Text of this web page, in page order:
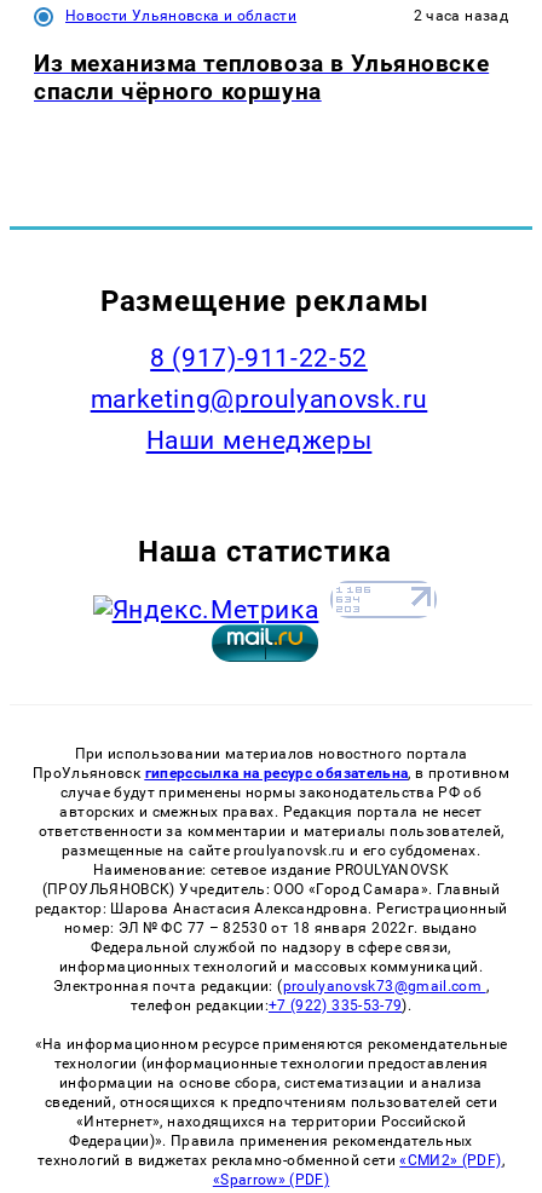
Новости Ульяновска и области 2 часа назад
Из механизма тепловоза в Ульяновске
спасли чёрного коршуна
Размещение рекламы
8 (917)-911-22-52
marketing@proulyanovsk.ru
Наши менеджеры
Наша статистика
При использовании материалов новостного портала
ПроУльяновск гиперссылка на ресурс обязательна, в противном
случае будут применены нормы законодательства РФ об
авторских и смежных правах. Редакция портала не несет
ответственности за комментарии и материалы пользователей,
размещенные на сайте proulyanovsk.ru и его субдоменах.
Наименование: сетевое издание PROULYANOVSK
(ПРОУЛЬЯНОВСК) Учредитель: ООО «Город Самара». Главный
редактор: Шарова Анастасия Александровна. Регистрационный
номер: ЭЛ № ФС 77 – 82530 от 18 января 2022г. выдано
Федеральной службой по надзору в сфере связи,
информационных технологий и массовых коммуникаций.
Электронная почта редакции: (proulyanovsk73@gmail.com ,
телефон редакции:+7 (922) 335-53-79).
«На информационном ресурсе применяются рекомендательные
технологии (информационные технологии предоставления
информации на основе сбора, систематизации и анализа
сведений, относящихся к предпочтениям пользователей сети
«Интернет», находящихся на территории Российской
Федерации)». Правила применения рекомендательных
технологий в виджетах рекламно-обменной сети«СМИ2» (PDF),
«Sparrow» (PDF)